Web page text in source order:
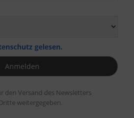
gelesen.
den Versand des Newsletters
weitergegeben.